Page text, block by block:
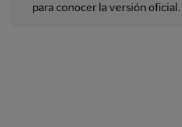
para conocer la versión oficial.